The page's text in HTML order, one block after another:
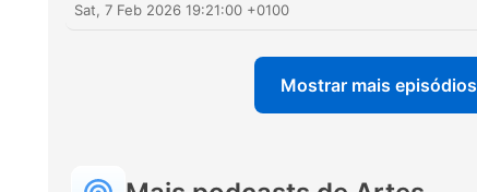
Sat, 7 Feb 2026 19:21:00 +0100
Mostrar mais episódios